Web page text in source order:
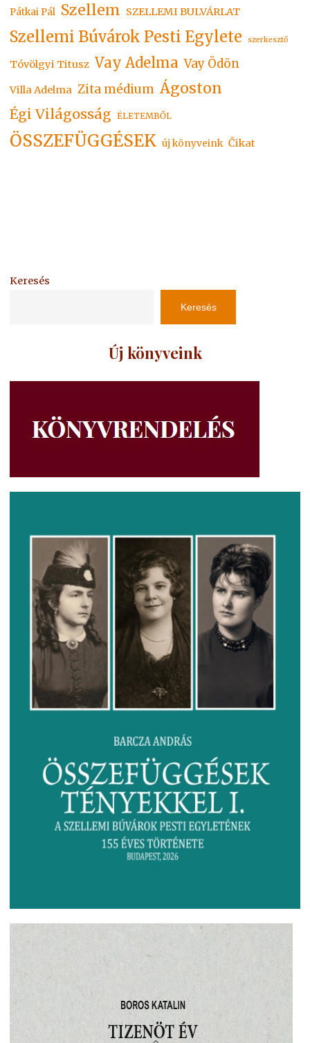
Pátkai Pál Szellem SZELLEMI BULVÁRLAT
Szellemi Búvárok Pesti Egylete szerkesztő
Tóvölgyi Titusz Vay Adelma Vay Ödön
Villa Adelma Zita médium Ágoston
Égi Világosság ÉLETEMBŐL
ÖSSZEFÜGGÉSEK új könyveink Čikat
Keresés
Keresés
Új könyveink